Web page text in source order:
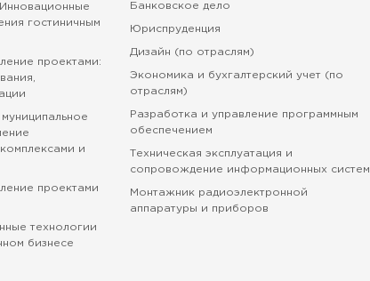
гостиничным
проектами:
и
проектами
технологии
бизнесе
Банковское дело
Юриспруденция
Дизайн (по отраслям)
Экономика и бухгалтерский учет (по
отраслям)
Разработка и управление программным
обеспечением
Техническая эксплуатация и
сопровождение информационных систем
Монтажник радиоэлектронной
аппаратуры и приборов